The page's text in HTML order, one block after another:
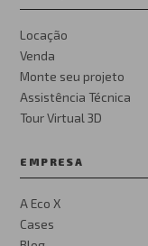
Locação
Venda
Monte seu projeto
Assistência Técnica
Tour Virtual 3D
EMPRESA
A Eco X
Cases